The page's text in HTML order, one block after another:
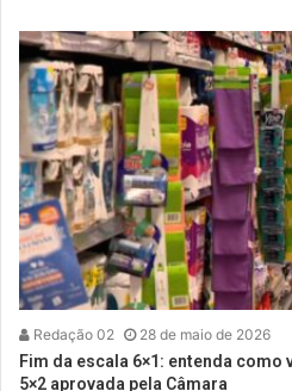
Redação 02 28 de maio de 2026
Fim da escala 6×1: entenda
5×2 aprovada pela Câmara